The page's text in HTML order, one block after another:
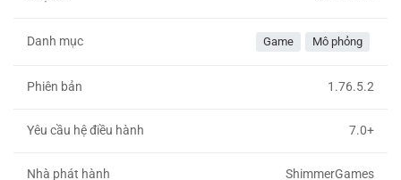
Danh mục Game Mô phỏng
Phiên bản 1.76.5.2
Yêu cầu hệ điều hành 7.0+
Nhà phát hành ShimmerGames